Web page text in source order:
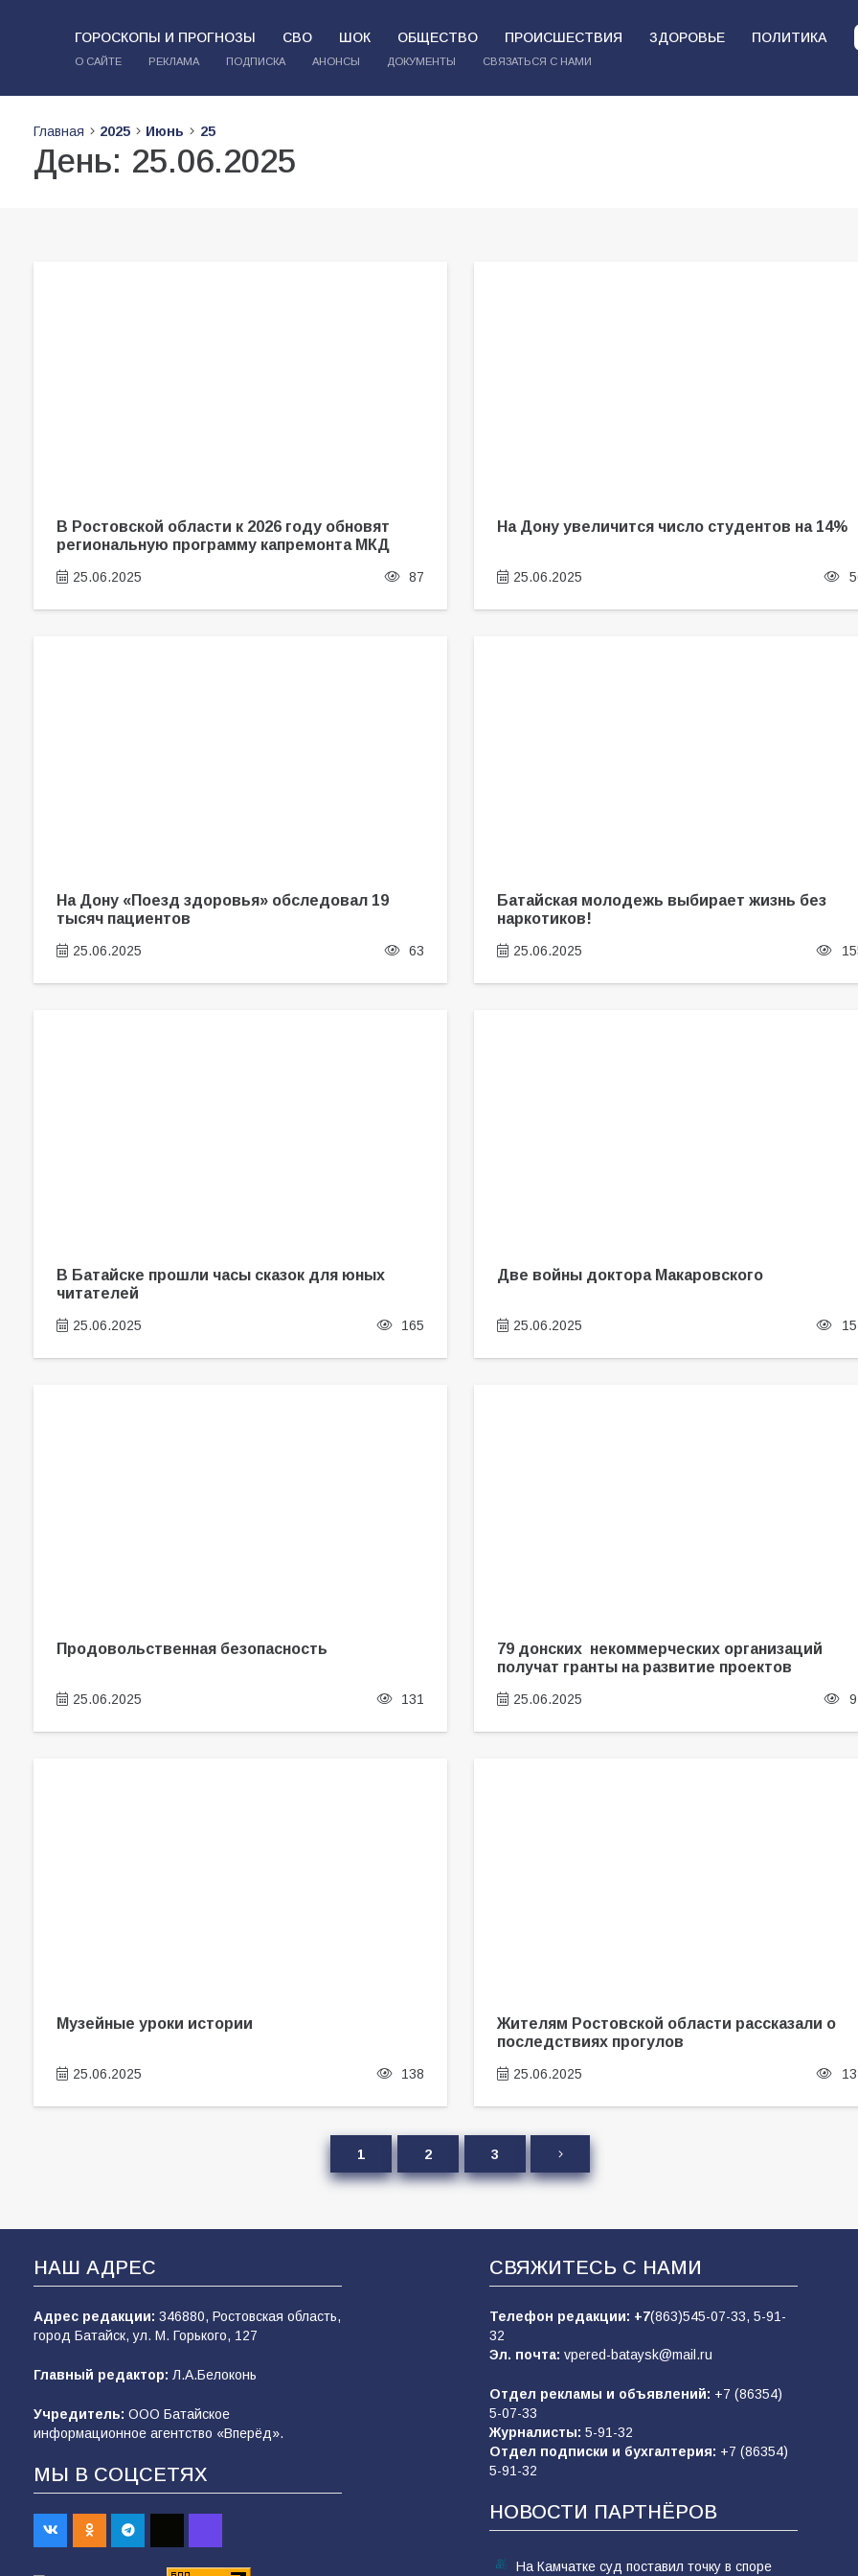
ГОРОСКОПЫ И ПРОГНОЗЫ СВО ШОК ОБЩЕСТВО ПРОИСШЕСТВИЯ ЗДОРОВЬЕ ПОЛИТИКА
О САЙТЕ РЕКЛАМА ПОДПИСКА АНОНСЫ ДОКУМЕНТЫ СВЯЗАТЬСЯ С НАМИ
Главная 2025 Июнь 25
День: 25.06.2025
В Ростовской области к 2026 году обновят
региональную программу капремонта МКД
25.06.2025 87
На Дону увеличится число студентов на 14%
25.06.2025
На Дону «Поезд здоровья» обследовал 19
тысяч пациентов
25.06.2025 63
Батайская молодежь выбирает жизнь без
наркотиков!
25.06.2025
В Батайске прошли часы сказок для юных
читателей
25.06.2025 165
Две войны доктора Макаровского
25.06.2025
Продовольственная безопасность
25.06.2025 131
79 донских некоммерческих организаций
получат гранты на развитие проектов
25.06.2025
Музейные уроки истории
25.06.2025 138
Жителям Ростовской области рассказали о
последствиях прогулов
25.06.2025
1 2 3
НАШ АДРЕС
Адрес редакции: 346880, Ростовская область,
город Батайск, ул. М. Горького, 127
Главный редактор: Л.А.Белоконь
Учредитель: ООО Батайское
информационное агентство «Вперёд».
МЫ В СОЦСЕТЯХ
СВЯЖИТЕСЬ С НАМИ
Телефон редакции: +7(863)545-07-33, 5-91-
32
Эл. почта: vpered-bataysk@mail.ru
Отдел рекламы и объявлений: +7 (86354)
5-07-33
Журналисты: 5-91-32
Отдел подписки и бухгалтерия: +7 (86354)
5-91-32
НОВОСТИ ПАРТНЁРОВ
На Камчатке суд поставил точку в споре